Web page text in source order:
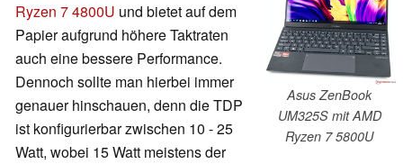
Asus ZenBook
UM325S mit AMD
Ryzen 7 5800U
Ryzen 7 4800U und bietet auf dem
Papier aufgrund höhere Taktraten
auch eine bessere Performance.
Dennoch sollte man hierbei immer
genauer hinschauen, denn die TDP
ist konfigurierbar zwischen 10 - 25
Watt, wobei 15 Watt meistens der